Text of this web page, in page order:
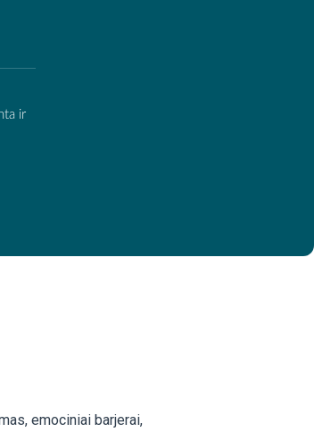
ir
emociniai barjerai,